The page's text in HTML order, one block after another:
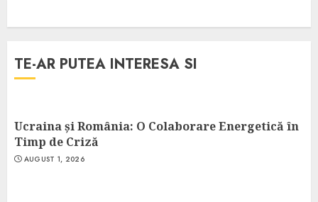
TE-AR PUTEA INTERESA SI
Ucraina și România: O Colaborare Energetică în
Timp de Criză
AUGUST 1, 2026